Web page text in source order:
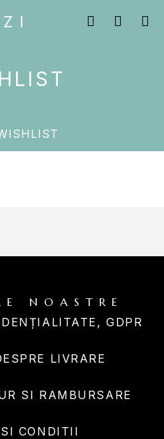
NOASTRE
GDPR
LIVRARE
SI RAMBURSARE
CONDITII